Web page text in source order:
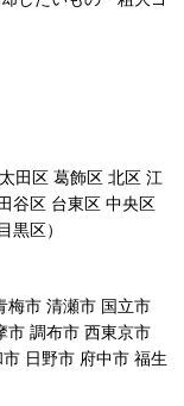
田区 葛飾区 北区 江
谷区 台東区 中央区
黒区）
梅市 清瀬市 国立市
市 調布市 西東京市
日野市 府中市 福生